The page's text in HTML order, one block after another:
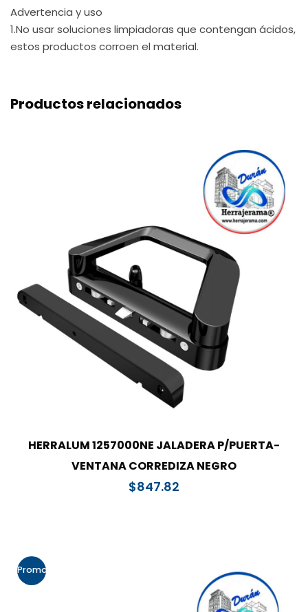
Advertencia y uso
1.No usar soluciones limpiadoras que contengan ácidos,
estos productos corroen el material.
Productos relacionados
HERRALUM 1257000NE JALADERA P/PUERTA-
VENTANA CORREDIZA NEGRO
$847.82
Promo!